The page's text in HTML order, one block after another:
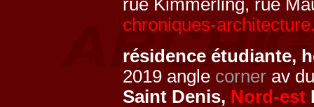
rue Kimmerling, rue
chroniques-
résidence étudiante,
2019 angle corner av
Saint Denis, Nord-est